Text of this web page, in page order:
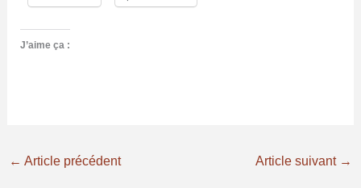
J’aime ça :
← Article précédent Article suivant →